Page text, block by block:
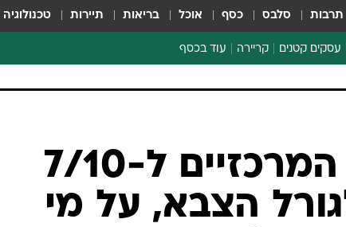
תרבות סלבס כסף אוכל בריאות תיירות טכנולוגיה
עסקים קטנים קריירה עוד בכסף
הלאונג'
ספורט ביזנס
שני האחראים המרכזיים ל-7/10
הצבא, על מי